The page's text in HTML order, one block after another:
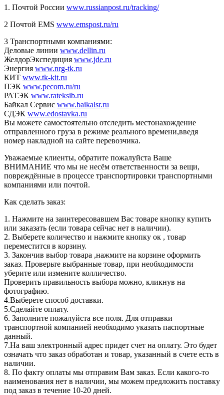
1. Почтой России www.russianpost.ru/tracking/
2 Почтой EMS www.emspost.ru/ru
3 Транспортными компаниями:
Деловые линии www.dellin.ru
ЖелдорЭкспедиция www.jde.ru
Энергия www.nrg-tk.ru
КИТ www.tk-kit.ru
ПЭК www.pecom.ru/ru
РАТЭК www.rateksib.ru
Байкал Сервис www.baikalsr.ru
СДЭК www.edostavka.ru
Вы можете самостоятельно отследить местонахождение
отправленного груза в режиме реального времени,введя
номер накладной на сайте перевозчика.
Уважаемые клиенты, обратите пожалуйста Ваше
ВНИМАНИЕ что мы не несём ответственности за вещи,
повреждённые в процессе транспортировки транспортными
компаниями или почтой.
Как сделать заказ:
1. Нажмите на заинтересовавшем Вас товаре кнопку купить
или заказать (если товара сейчас нет в наличии).
2. Выберете количество и нажмите кнопку ок , товар
переместится в корзину.
3. Закончив выбор товара ,нажмите на корзине оформить
заказ. Проверьте выбранные товар, при необходимости
уберите или измените колличество.
Проверить правильность выбора можно, кликнув на
фотографию.
4.Выберете способ доставки.
5.Сделайте оплату.
6. Заполните пожалуйста все поля. Для отправки
транспортной компанией необходимо указать паспортные
данный.
7.На ваш электронный адрес придет счет на оплату. Это будет
означать что заказ обработан и товар, указанный в счете есть в
наличии.
8. По факту оплаты мы отправим Вам заказ. Если какого-то
наименования нет в наличии, мы можем предложить поставку
под заказ в течение 10-20 дней.